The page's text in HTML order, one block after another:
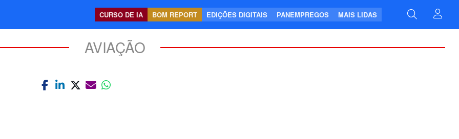
CURSO DE IA BOM REPORT EDIÇÕES DIGITAIS PANEMPREGOS MAIS LIDAS
AVIAÇÃO